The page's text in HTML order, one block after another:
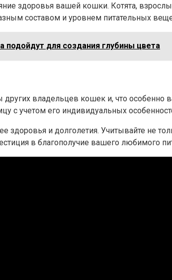
здоровья вашей кошки. Котята,
составом и уровнем питательных
подойдут для создания глубины цвета
владельцев кошек и, что особенно
с учетом его индивидуальных
здоровья и долголетия. Учитывайте не
в благополучие вашего любимого